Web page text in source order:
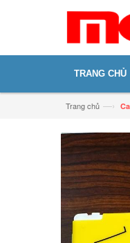
TRANG CHỦ
Trang chủ —›